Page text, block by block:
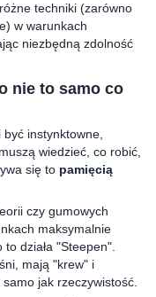
techniki (zarówno
w warunkach
niezbędną zdolność
nie to samo co
instynktowne,
wiedzieć, co robić,
się to pamięcią
czy gumowych
maksymalnie
działa "Steepen".
mają "krew" i
jak rzeczywistość.